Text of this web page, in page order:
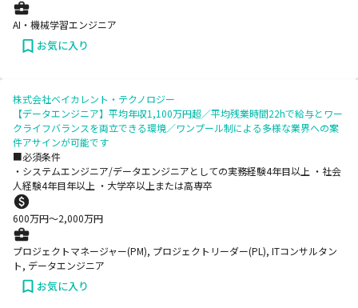
AI・機械学習エンジニア
お気に入り
株式会社ベイカレント・テクノロジー
【データエンジニア】平均年収1,100万円超／平均残業時間22hで給与とワー
クライフバランスを両立できる環境／ワンプール制による多様な業界への案
件アサインが可能です
■必須条件
・システムエンジニア/データエンジニアとしての実務経験4年目以上 ・社会
人経験4年目年以上 ・大学卒以上または高専卒
600万円〜2,000万円
プロジェクトマネージャー(PM), プロジェクトリーダー(PL), ITコンサルタン
ト, データエンジニア
お気に入り